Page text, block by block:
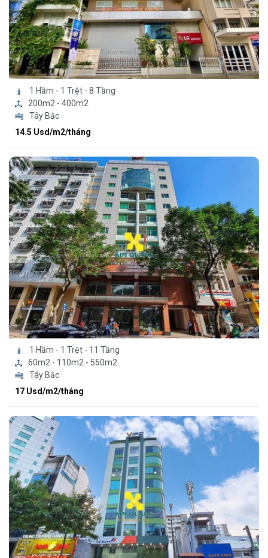
1 Hầm - 1 Trệt - 8 Tầng
200m2 - 400m2
Tây Bắc
14.5 Usd/m2/tháng
1 Hầm - 1 Trệt - 11 Tầng
60m2 - 110m2 - 550m2
Tây Bắc
17 Usd/m2/tháng